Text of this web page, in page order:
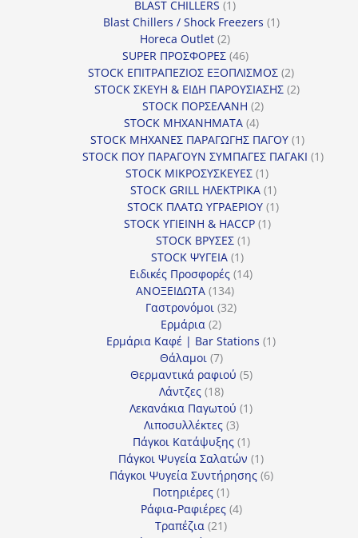
BLAST CHILLERS 11
προϊόν
Blast Chillers / Shock Freezers 11
Horeca Outlet 22
προϊόντα
SUPER ΠΡΟΣΦΟΡΕΣ 4646
προϊόντα
STOCK ΕΠΙΤΡΑΠΕΖΙΟΣ ΕΞΟΠΛΙΣΜΟΣ 22
προϊόντα
STOCK ΣΚΕΥΗ & ΕΙΔΗ ΠΑΡΟΥΣΙΑΣΗΣ 22
STOCK ΠΟΡΣΕΛΑΝΗ 22
STOCK ΜΗΧΑΝΗΜΑΤΑ 44
προϊόντα
STOCK ΜΗΧΑΝΕΣ ΠΑΡΑΓΩΓΗΣ ΠΑΓΟΥ 11
προϊόν
STOCK ΠΟΥ ΠΑΡΑΓΟΥΝ ΣΥΜΠΑΓΕΣ ΠΑΓΑΚΙ 11
STOCK ΜΙΚΡΟΣΥΣΚΕΥΕΣ 11
προϊόν
STOCK GRILL ΗΛΕΚΤΡΙΚΑ 11
προϊόν
STOCK ΠΛΑΤΩ ΥΓΡΑΕΡΙΟΥ 11
STOCK ΥΓΙΕΙΝΗ & HACCP 11
STOCK ΒΡΥΣΕΣ 11
STOCK ΨΥΓΕΙΑ 11
προϊόν
Ειδικές Προσφορές 1414
ΑΝΟΞΕΙΔΩΤΑ 134134
προϊόντα
Γαστρονόμοι 3232
Ερμάρια 22
προϊόντα
Ερμάρια Καφέ | Bar Stations 11
Θάλαμοι 77
προϊόντα
Θερμαντικά ραφιού 55
Λάντζες 1818
προϊόντα
Λεκανάκια Παγωτού 11
Λιποσυλλέκτες 33
προϊόντα
Πάγκοι Κατάψυξης 11
προϊόν
Πάγκοι Ψυγεία Σαλατών 11
προϊόν
Πάγκοι Ψυγεία Συντήρησης 66
Ποτηριέρες 11
προϊόν
Ράφια-Ραφιέρες 44
Τραπέζια 2121